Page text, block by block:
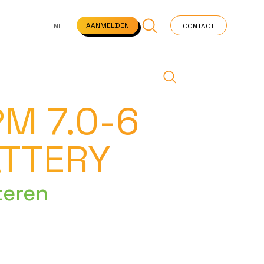
VEELGESTELDE VRAGEN STARTPAGINA NEWS
NL AANMELDEN CONTACT
7.0-6